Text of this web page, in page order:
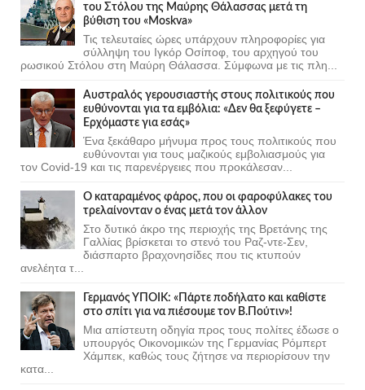
του Στόλου της Mαύρης Θάλασσας μετά τη
βύθιση του «Moskva»
Τις τελευταίες ώρες υπάρχουν πληροφορίες για
σύλληψη του Ιγκόρ Οσίποφ, του αρχηγού του
ρωσικού Στόλου στη Μαύρη Θάλασσα. Σύμφωνα με τις πλη...
Αυστραλός γερουσιαστής στους πολιτικούς που
ευθύνονται για τα εμβόλια: «Δεν θα ξεφύγετε –
Ερχόμαστε για εσάς»
Ένα ξεκάθαρο μήνυμα προς τους πολιτικούς που
ευθύνονται για τους μαζικούς εμβολιασμούς για
τον Covid-19 και τις παρενέργειες που προκάλεσαν...
Ο καταραμένος φάρος, που οι φαροφύλακες του
τρελαίνονταν ο ένας μετά τον άλλον
Στο δυτικό άκρο της περιοχής της Βρετάνης της
Γαλλίας βρίσκεται το στενό του Ραζ-ντε-Σεν,
διάσπαρτο βραχονησίδες που τις κτυπούν
ανελέητα τ...
Γερμανός ΥΠΟΙΚ: «Πάρτε ποδήλατο και καθίστε
στο σπίτι για να πιέσουμε τον Β.Πούτιν»!
Μια απίστευτη οδηγία προς τους πολίτες έδωσε ο
υπουργός Οικονομικών της Γερμανίας Ρόμπερτ
Χάμπεκ, καθώς τους ζήτησε να περιορίσουν την
κατα...